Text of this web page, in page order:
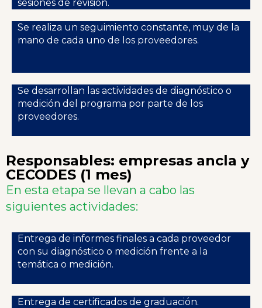
sesiones de revisión.
Se realiza un seguimiento constante, muy de la
mano de cada uno de los proveedores.
Se desarrollan las actividades de diagnóstico o
medición del programa por parte de los
proveedores.
Responsables: empresas ancla y
CECODES (1 mes)
En esta etapa se llevan a cabo las
siguientes actividades:
Entrega de informes finales a cada proveedor
con su diagnóstico o medición frente a la
temática o medición.
Entrega de certificados de graduación.